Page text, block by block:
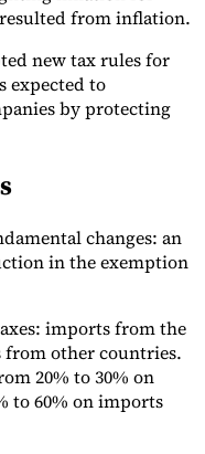
La VAT dans la
de contrôle de la
from inflation.
new tax rules for
expected to
by protecting
changes: an
in the exemption
imports from the
from other countries.
20% to 30% on
to 60% on imports